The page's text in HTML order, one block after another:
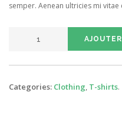
semper. Aenean ultricies mi
FLASK
Categories: Clothing, T-shirts.